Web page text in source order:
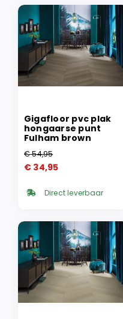
Gigafloor pvc plak
hongaarse punt
Fulham brown
€54,95
Oorspronkelijke
was:
€ 34,95
Huidige
is: Direct leverbaar